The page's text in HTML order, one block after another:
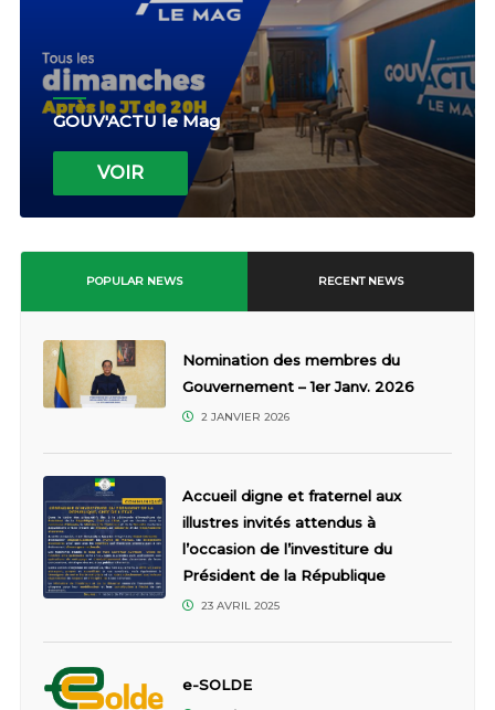
GOUV'ACTU le Mag
VOIR
POPULAR NEWS RECENT NEWS
Nomination des membres du
Gouvernement – 1er Janv. 2026
2 JANVIER 2026
Accueil digne et fraternel aux
illustres invités attendus à
l’occasion de l’investiture du
Président de la République
23 AVRIL 2025
e-SOLDE